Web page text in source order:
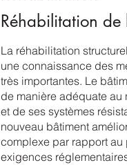
Réhabilitation de
La réhabilitation
une connaissance des
très importantes. Le
de manière adéquate
et de ses systèmes
nouveau bâtiment
complexe par rapport
exigences